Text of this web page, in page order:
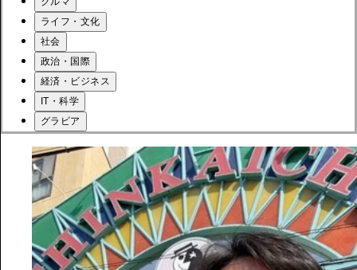
ライフ・文化
社会
政治・国際
経済・ビジネス
IT・科学
グラビア